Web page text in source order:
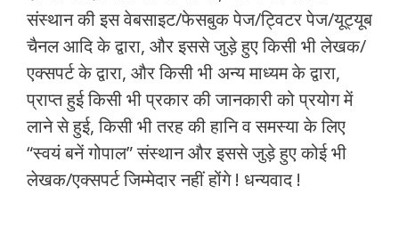
संस्थान की इस वेबसाइट/फेसबुक पेज/ट्विटर पेज/यूट्यूब
चैनल आदि के द्वारा, और इससे जुड़े हुए किसी भी लेखक/
एक्सपर्ट के द्वारा, और किसी भी अन्य माध्यम के द्वारा,
प्राप्त हुई किसी भी प्रकार की जानकारी को प्रयोग में
लाने से हुई, किसी भी तरह की हानि व समस्या के लिए
“स्वयं बनें गोपाल” संस्थान और इससे जुड़े हुए कोई भी
लेखक/एक्सपर्ट जिम्मेदार नहीं होंगे ! धन्यवाद !